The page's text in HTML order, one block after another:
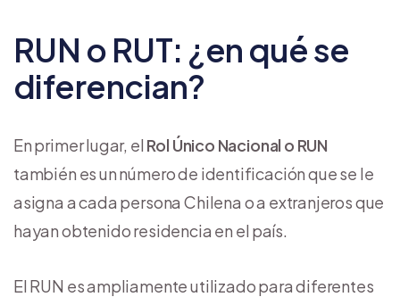
RUN o RUT: ¿en qué se
diferencian?
En primer lugar, el Rol Único Nacional o RUN
también es un número de identificación que se le
asigna a cada persona Chilena o a extranjeros que
hayan obtenido residencia en el país.
El RUN es ampliamente utilizado para diferentes